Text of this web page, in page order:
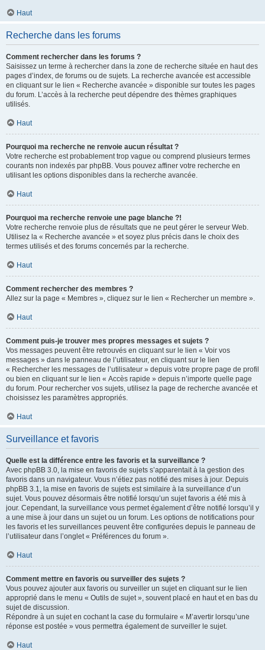
Haut
Recherche dans les forums
Comment rechercher dans les forums ?
Saisissez un terme à rechercher dans la zone de recherche située en haut des
pages d’index, de forums ou de sujets. La recherche avancée est accessible
en cliquant sur le lien « Recherche avancée » disponible sur toutes les pages
du forum. L’accès à la recherche peut dépendre des thèmes graphiques
utilisés.
Haut
Pourquoi ma recherche ne renvoie aucun résultat ?
Votre recherche est probablement trop vague ou comprend plusieurs termes
courants non indexés par phpBB. Vous pouvez affiner votre recherche en
utilisant les options disponibles dans la recherche avancée.
Haut
Pourquoi ma recherche renvoie une page blanche ?!
Votre recherche renvoie plus de résultats que ne peut gérer le serveur Web.
Utilisez la « Recherche avancée » et soyez plus précis dans le choix des
termes utilisés et des forums concernés par la recherche.
Haut
Comment rechercher des membres ?
Allez sur la page « Membres », cliquez sur le lien « Rechercher un membre ».
Haut
Comment puis-je trouver mes propres messages et sujets ?
Vos messages peuvent être retrouvés en cliquant sur le lien « Voir vos
messages » dans le panneau de l’utilisateur, en cliquant sur le lien
« Rechercher les messages de l’utilisateur » depuis votre propre page de profil
ou bien en cliquant sur le lien « Accès rapide » depuis n’importe quelle page
du forum. Pour rechercher vos sujets, utilisez la page de recherche avancée et
choisissez les paramètres appropriés.
Haut
Surveillance et favoris
Quelle est la différence entre les favoris et la surveillance ?
Avec phpBB 3.0, la mise en favoris de sujets s’apparentait à la gestion des
favoris dans un navigateur. Vous n’étiez pas notifié des mises à jour. Depuis
phpBB 3.1, la mise en favoris de sujets est similaire à la surveillance d’un
sujet. Vous pouvez désormais être notifié lorsqu’un sujet favoris a été mis à
jour. Cependant, la surveillance vous permet également d’être notifié lorsqu’il y
a une mise à jour dans un sujet ou un forum. Les options de notifications pour
les favoris et les surveillances peuvent être configurées depuis le panneau de
l’utilisateur dans l’onglet « Préférences du forum ».
Haut
Comment mettre en favoris ou surveiller des sujets ?
Vous pouvez ajouter aux favoris ou surveiller un sujet en cliquant sur le lien
approprié dans le menu « Outils de sujet », souvent placé en haut et en bas du
sujet de discussion.
Répondre à un sujet en cochant la case du formulaire « M’avertir lorsqu’une
réponse est postée » vous permettra également de surveiller le sujet.
Haut